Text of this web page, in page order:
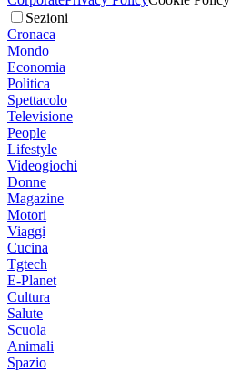
Sezioni
Cronaca
Mondo
Economia
Politica
Spettacolo
Televisione
People
Lifestyle
Videogiochi
Donne
Magazine
Motori
Viaggi
Cucina
Tgtech
E-Planet
Cultura
Salute
Scuola
Animali
Spazio